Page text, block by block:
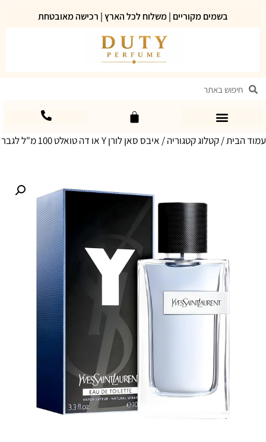
בשמים מקוריים | משלוח לכל הארץ | רכישה מאובטחת
עמוד הבית/קטלוג קטגוריה/ איבס סאן לורן Y או דה טואלט 100 מ"ל לגבר